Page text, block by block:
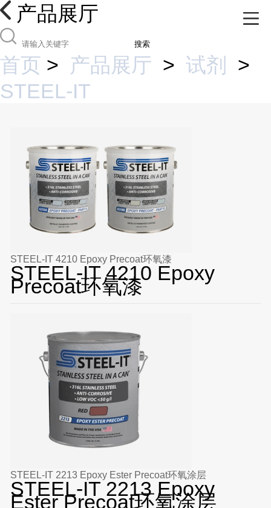
产品展厅
搜索
首页 > 产品展厅 > 试剂
>
STEEL-IT
STEEL-IT 4210 Epoxy Precoat环氧漆
STEEL-IT 4210 Epoxy
Precoat环氧漆
STEEL-IT 2213 Epoxy Ester Precoat环氧涂层
STEEL-IT 2213 Epoxy
Ester Precoat环氧涂层